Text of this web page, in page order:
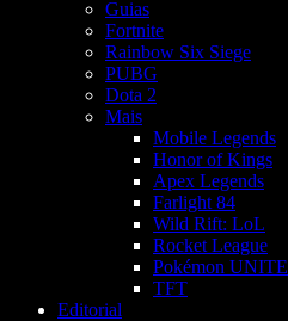
Guias
Fortnite
Rainbow Six Siege
PUBG
Dota 2
Mais
Mobile Legends
Honor of Kings
Apex Legends
Farlight 84
Wild Rift: LoL
Rocket League
Pokémon UNITE
TFT
Editorial